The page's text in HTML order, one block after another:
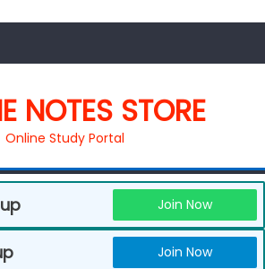
NOTES STORE
Online Study Portal
Join Now
Join Now